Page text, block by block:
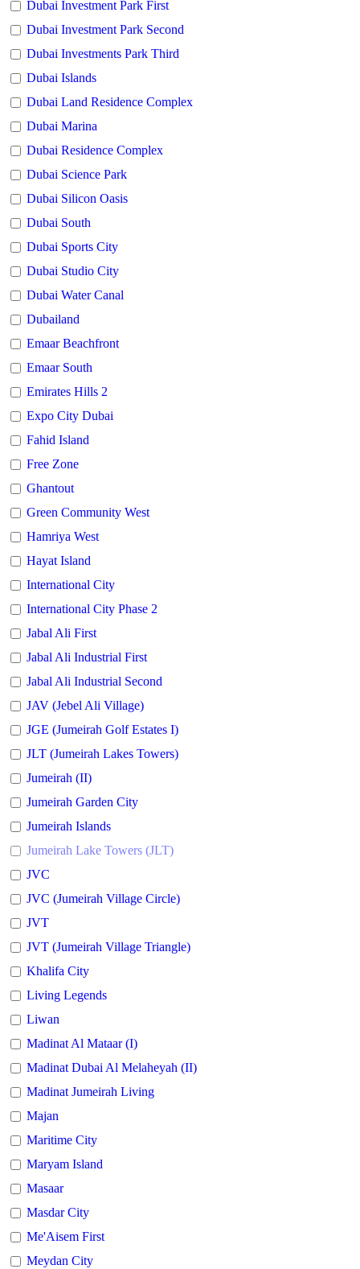
Dubai Investment Park First
Dubai Investment Park Second
Dubai Investments Park Third
Dubai Islands
Dubai Land Residence Complex
Dubai Marina
Dubai Residence Complex
Dubai Science Park
Dubai Silicon Oasis
Dubai South
Dubai Sports City
Dubai Studio City
Dubai Water Canal
Dubailand
Emaar Beachfront
Emaar South
Emirates Hills 2
Expo City Dubai
Fahid Island
Free Zone
Ghantout
Green Community West
Hamriya West
Hayat Island
International City
International City Phase 2
Jabal Ali First
Jabal Ali Industrial First
Jabal Ali Industrial Second
JAV (Jebel Ali Village)
JGE (Jumeirah Golf Estates I)
JLT (Jumeirah Lakes Towers)
Jumeirah (II)
Jumeirah Garden City
Jumeirah Islands
Jumeirah Lake Towers (JLT)
JVC
JVC (Jumeirah Village Circle)
JVT
JVT (Jumeirah Village Triangle)
Khalifa City
Living Legends
Liwan
Madinat Al Mataar (I)
Madinat Dubai Al Melaheyah (II)
Madinat Jumeirah Living
Majan
Maritime City
Maryam Island
Masaar
Masdar City
Me'Aisem First
Meydan City